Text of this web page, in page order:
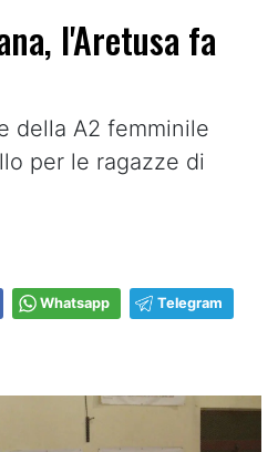
l'Aretusa fa
della A2 femminile
per le ragazze di
Whatsapp Telegram